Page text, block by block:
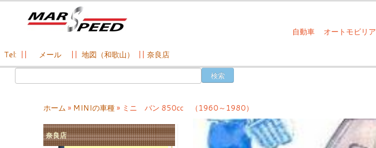
自動車 オートモビリア
Tel: メール 地図（和歌山） 奈良店
索:
ホーム » MINIの車種» ミニ バン 850cc （1960～1980）
奈良店